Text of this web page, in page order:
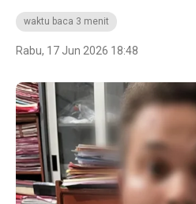
waktu baca 3 menit
Rabu, 17 Jun 2026 18:48